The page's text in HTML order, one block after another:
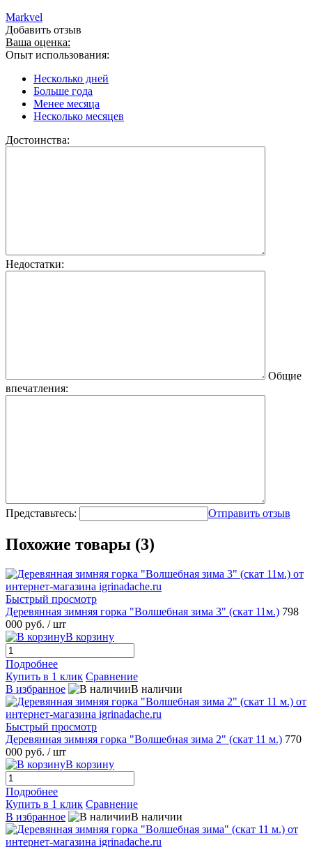
Markvel
Добавить отзыв
Ваша оценка:
Опыт использования:
Несколько дней
Больше года
Менее месяца
Несколько месяцев
Достоинства:
Недостатки:
Общие
впечатления:
Представьтесь: Отправить отзыв
Похожие товары (3)
Быстрый просмотр
Деревянная зимняя горка "Волшебная зима 3" (скат 11м.) 798
000 руб. / шт
В корзину
Подробнее
Купить в 1 клик Сравнение
В избранное
В наличии
Быстрый просмотр
Деревянная зимняя горка "Волшебная зима 2" (скат 11 м.) 770
000 руб. / шт
В корзину
Подробнее
Купить в 1 клик Сравнение
В избранное
В наличии